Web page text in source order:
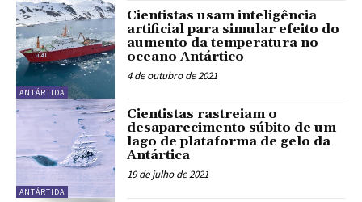
ANTÁRTIDA
Cientistas usam inteligência
artificial para simular efeito do
aumento da temperatura no
oceano Antártico
4 de outubro de 2021
ANTÁRTIDA
Cientistas rastreiam o
desaparecimento súbito de um
lago de plataforma de gelo da
Antártica
19 de julho de 2021